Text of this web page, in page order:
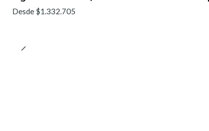
Desde $1.332.705